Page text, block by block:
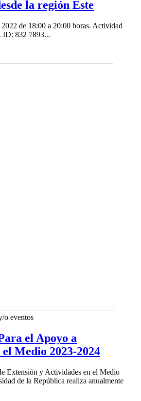
la región Este
de 18:00 a 20:00 horas. Actividad
ID: 832 7893...
o eventos
el Apoyo a
Medio 2023-2024
Extensión y Actividades en el Medio
de la República realiza anualmente